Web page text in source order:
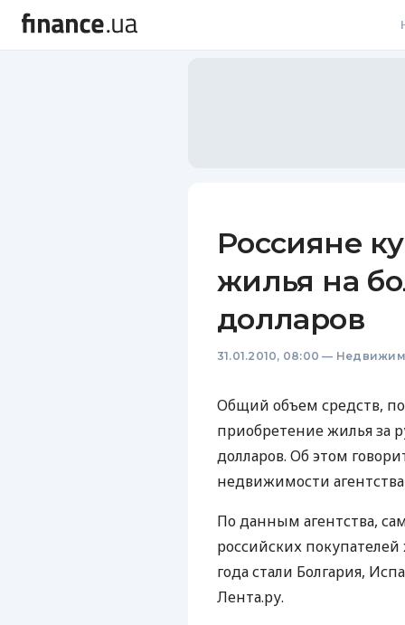
Россияне
жилья на
долларов
31.01.2010, 08:00 —
Общий объем средств,
приобретение жилья за
долларов. Об этом
недвижимости
По данным агентства,
российских
года стали Болгария,
Лента.ру.